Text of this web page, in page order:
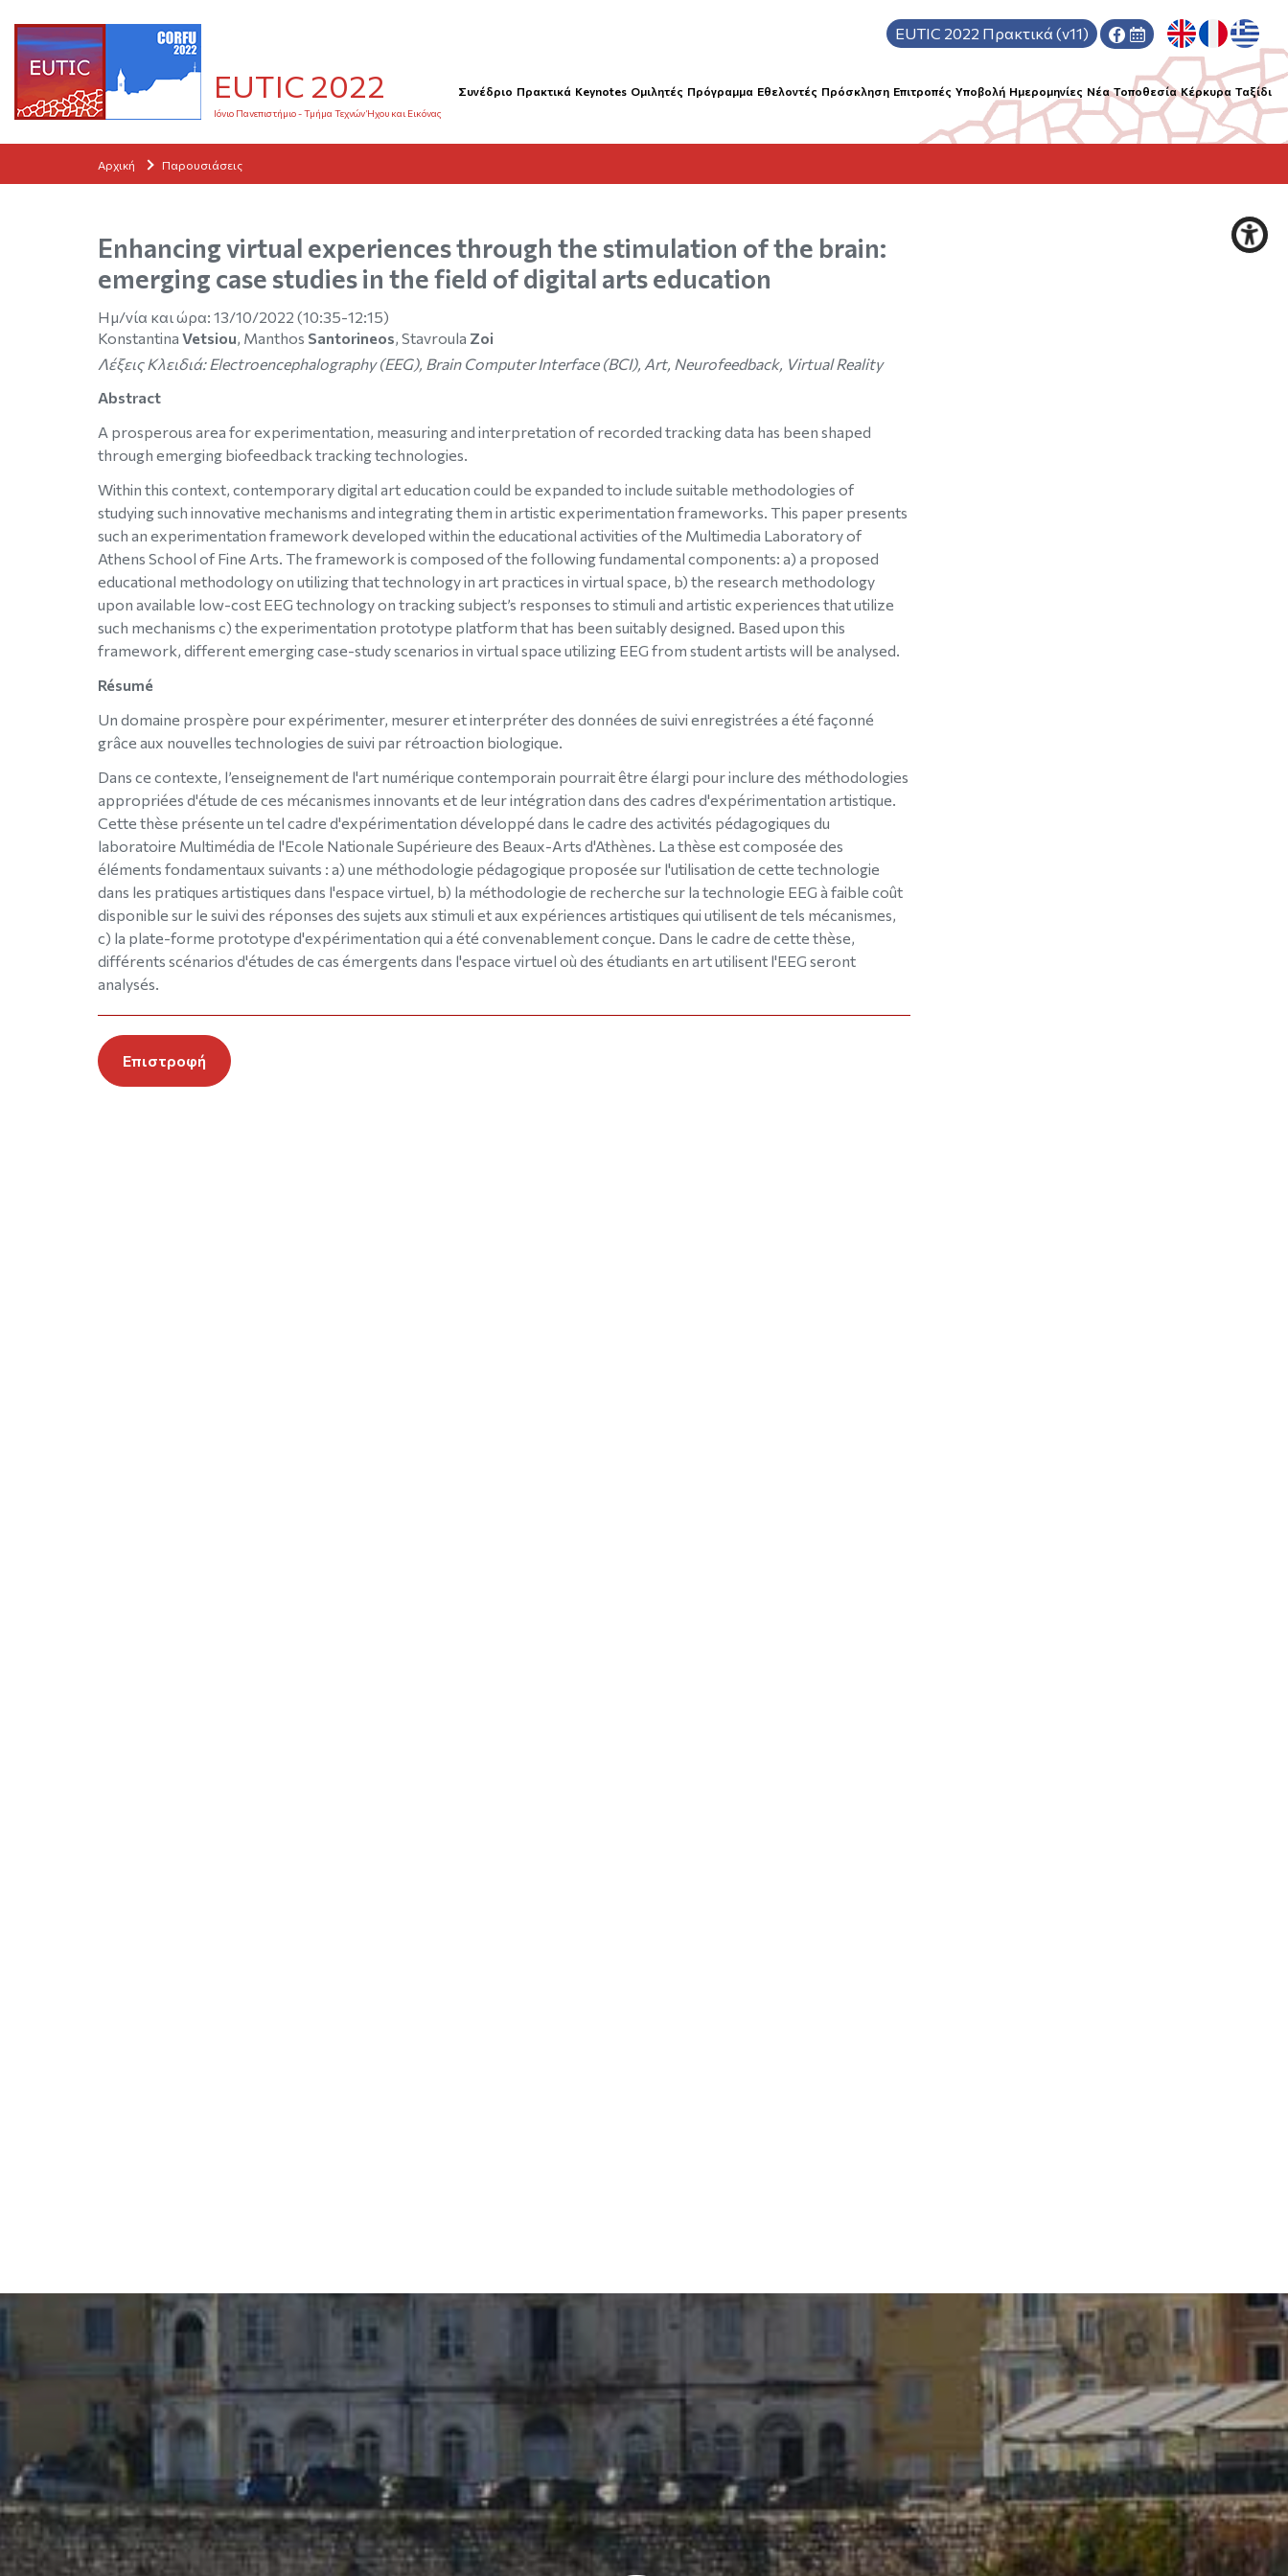
EUTIC 2022
Ιόνιο Πανεπιστήμιο - Τμήμα Τεχνών Ήχου και Εικόνας
Συνέδριο Πρακτικά Keynotes Ομιλητές Πρόγραμμα Εθελοντές Πρόσκληση Επιτροπές Υποβολή Hμερομηνίες Νέα Τοποθεσία Κέρκυρα Ταξίδι
EUTIC 2022 Πρακτικά (v11)
Αρχική Παρουσιάσεις
Enhancing virtual experiences through the stimulation of the brain:
emerging case studies in the field of digital arts education
Ημ/νία και ώρα: 13/10/2022 (10:35-12:15)
Konstantina Vetsiou, Manthos Santorineos, Stavroula Zoi
Λέξεις Κλειδιά:Electroencephalography (EEG), Brain Computer Interface (BCI), Art, Neurofeedback, Virtual Reality
Abstract
A prosperous area for experimentation, measuring and interpretation of recorded tracking data has been shaped
through emerging biofeedback tracking technologies.
Within this context, contemporary digital art education could be expanded to include suitable methodologies of
studying such innovative mechanisms and integrating them in artistic experimentation frameworks. This paper presents
such an experimentation framework developed within the educational activities of the Multimedia Laboratory of
Athens School of Fine Arts. The framework is composed of the following fundamental components: a) a proposed
educational methodology on utilizing that technology in art practices in virtual space, b) the research methodology
upon available low-cost EEG technology on tracking subject’s responses to stimuli and artistic experiences that utilize
such mechanisms c) the experimentation prototype platform that has been suitably designed. Based upon this
framework, different emerging case-study scenarios in virtual space utilizing EEG from student artists will be analysed.
Résumé
Un domaine prospère pour expérimenter, mesurer et interpréter des données de suivi enregistrées a été façonné
grâce aux nouvelles technologies de suivi par rétroaction biologique.
Dans ce contexte, l’enseignement de l'art numérique contemporain pourrait être élargi pour inclure des méthodologies
appropriées d'étude de ces mécanismes innovants et de leur intégration dans des cadres d'expérimentation artistique.
Cette thèse présente un tel cadre d'expérimentation développé dans le cadre des activités pédagogiques du
laboratoire Multimédia de l'Ecole Nationale Supérieure des Beaux-Arts d'Athènes. La thèse est composée des
éléments fondamentaux suivants : a) une méthodologie pédagogique proposée sur l'utilisation de cette technologie
dans les pratiques artistiques dans l'espace virtuel, b) la méthodologie de recherche sur la technologie EEG à faible coût
disponible sur le suivi des réponses des sujets aux stimuli et aux expériences artistiques qui utilisent de tels mécanismes,
c) la plate-forme prototype d'expérimentation qui a été convenablement conçue. Dans le cadre de cette thèse,
différents scénarios d'études de cas émergents dans l'espace virtuel où des étudiants en art utilisent l'EEG seront
analysés.
Επιστροφή